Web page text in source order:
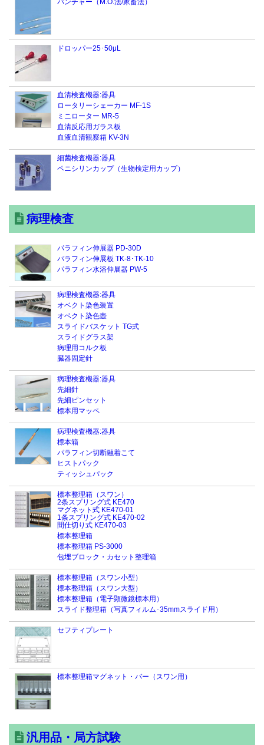
パンチャー（M.O.法/家畜法）
ドロッパー25･50μL
血清検査機器:器具
ロータリーシェーカー MF-1S
ミニローター MR-5
血清反応用ガラス板
血液血清観察箱 KV-3N
細菌検査機器:器具
ペニシリンカップ（生物検定用カップ）
病理検査
パラフィン伸展器 PD-30D
パラフィン伸展板 TK-8･TK-10
パラフィン水浴伸展器 PW-5
病理検査機器:器具
オベクト染色装置
オベクト染色壺
スライドバスケット TG式
スライドグラス架
病理用コルク板
臓器固定針
病理検査機器:器具
先細針
先細ピンセット
標本用マッペ
病理検査機器:器具
標本箱
パラフィン切断融着こて
ヒストパック
ティッシュパック
標本整理箱（スワン）
2条スプリング式 KE470
マグネット式 KE470-01
1条スプリング式 KE470-02
間仕切り式 KE470-03
標本整理箱
標本整理箱 PS-3000
包埋ブロック・カセット整理箱
標本整理箱（スワン小型）
標本整理箱（スワン大型）
標本整理箱（電子顕微鏡標本用）
スライド整理箱（写真フィルム･35mmスライド用）
セフティプレート
標本整理箱マグネット・バー（スワン用）
汎用品・局方試験